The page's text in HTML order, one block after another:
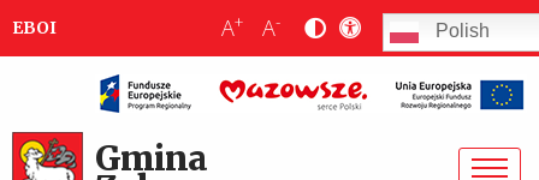
EBOI A+ A- Polish
Gmina